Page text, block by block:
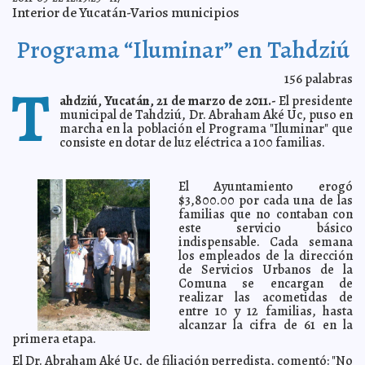
2011-03-23 17:17:28 Firman convenio Ayuntamiento e Ipepac en torno del
2011-03-23 17:07:04 Llega al 90% corte y poda de árboles en Mérida A7
Albergará la glorieta de Prolongación Montejo símbolo
2011-03-23 16:50:38 El estiaje sería "moderado" este año en Yucatán A7
2011-03-23 14:28:00 Escoliosis, fácil de detectar Lois Izquierdo
2011-03-23 13:21:55 Prosigue el Ayuntamiento de Mérida con el impulso a la
2011-03-23 13:00:28 Día Internacional del Agua en Chicxulub Pueblo
2011-03-23 12:42:47 Un paso más para el cuidado del agua en Akil A7
2011-03-23 12:38:05 Conmemoración del Día Meteorológico Mundial en
Yucatán A7
2011-03-23 12:28:57 Múltiples embarazos, anemia y diabetes favorecen la
atonía uterina: IMSS A7
2011-03-23 12:23:32 Festejan la llegada de la primavera en Tekal de Venegas
2011-03-23 12:09:54 El nuevo solitario de Palacio De Varios Autores
2011-03-23 10:11:55 Obama: Calderón esta frustrado
2011-03-23 09:24:33 Videojuegos para ellas A7
Interior de Yucatán-Varios municipios
Programa “Iluminar” en Tahdziú
156palabras
T ahdziú, Yucatán, 21 de marzo de 2011.-El presidente
municipal de Tahdziú, Dr. Abraham Aké Uc, puso en
marcha en la población el Programa "Iluminar" que
consiste en dotar de luz eléctrica a 100 familias.
El Ayuntamiento erogó
$3,800.00 por cada una de las
familias que no contaban con
este servicio básico
indispensable. Cada semana
los empleados de la dirección
de Servicios Urbanos de la
Comuna se encargan de
realizar las acometidas de
entre 10 y 12 familias, hasta
alcanzar la cifra de 61 en la
primera etapa.
El Dr. Abraham Aké Uc, de filiación perredista, comentó: "No